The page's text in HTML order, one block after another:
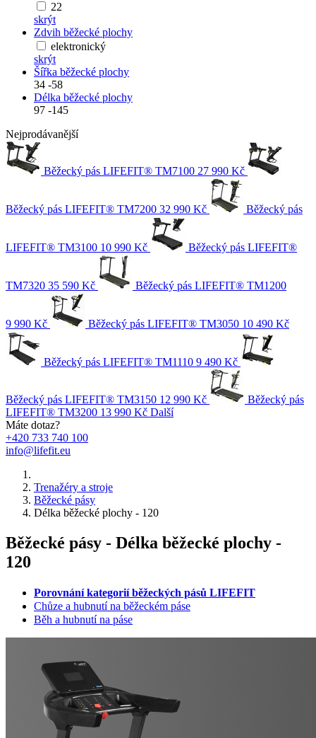
22
skrýt
Zdvih běžecké plochy
elektronický
skrýt
Šířka běžecké plochy
34 -58
Délka běžecké plochy
97 -145
Nejprodávanější
Běžecký pás LIFEFIT® TM7100 27 990 Kč
Běžecký pás LIFEFIT® TM7200 32 990 Kč Běžecký pás
LIFEFIT® TM3100 10 990 Kč Běžecký pás LIFEFIT®
TM7320 35 590 Kč Běžecký pás LIFEFIT® TM1200
9 990 Kč Běžecký pás LIFEFIT® TM3050 10 490 Kč
Běžecký pás LIFEFIT® TM1110 9 490 Kč
Běžecký pás LIFEFIT® TM3150 12 990 Kč
Běžecký pás
LIFEFIT® TM3200 13 990 Kč Další
Máte dotaz?
+420 733 740 100
info@lifefit.eu
Trenažéry a stroje
Běžecké pásy
Délka běžecké plochy - 120
Běžecké pásy - Délka běžecké plochy -
120
Porovnání kategorií běžeckých pásů LIFEFIT
Chůze a hubnutí na běžeckém páse
Běh a hubnutí na páse